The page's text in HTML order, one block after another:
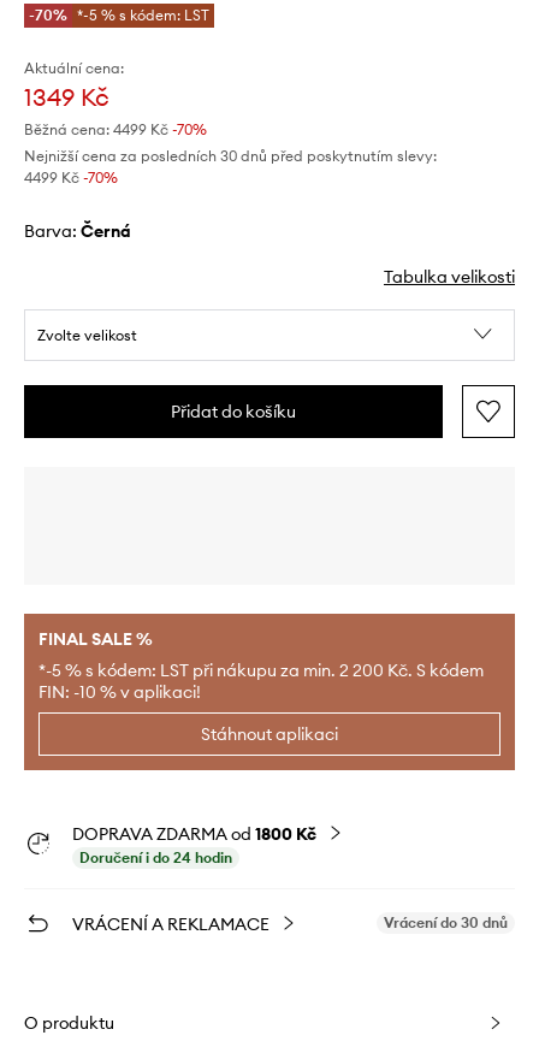
-70% *-5 % s kódem: LST
Aktuální cena:
1349 Kč
Běžná cena: 4499 Kč -70%
Nejnižší cena za posledních 30 dnů před poskytnutím slevy:
4499 Kč -70%
Barva: černá
Tabulka velikosti
Zvolte velikost
Přidat do košíku
FINAL SALE %
*-5 % s kódem: LST při nákupu za min. 2 200 Kč. S kódem
FIN: -10 % v aplikaci!
Stáhnout aplikaci
DOPRAVA ZDARMA od 1800 Kč
Doručení i do 24 hodin
VRÁCENÍ A REKLAMACE Vrácení do 30 dnů
O produktu